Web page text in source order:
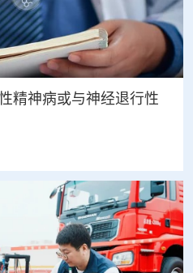
精神病或与神经退行性